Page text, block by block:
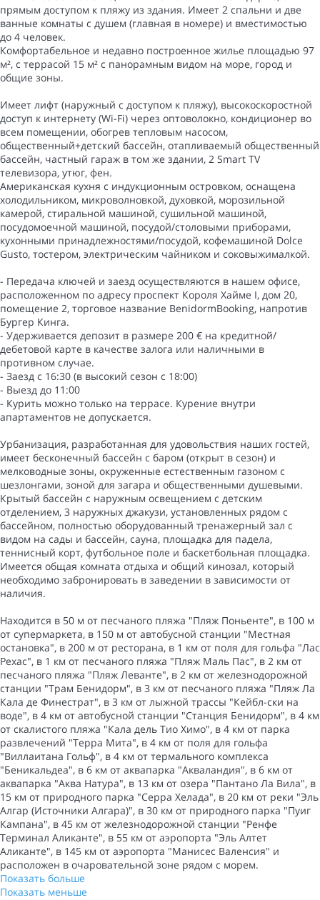
прямым доступом к пляжу из здания. Имеет 2 спальни и две
ванные комнаты с душем (главная в номере) и вместимостью
до 4 человек.
Комфортабельное и недавно построенное жилье площадью 97
м², с террасой 15 м² с панорамным видом на море, город и
общие зоны.
Имеет лифт (наружный с доступом к пляжу), высокоскоростной
доступ к интернету (Wi-Fi) через оптоволокно, кондиционер во
всем помещении, обогрев тепловым насосом,
общественный+детский бассейн, отапливаемый общественный
бассейн, частный гараж в том же здании, 2 Smart TV
телевизора, утюг, фен.
Американская кухня с индукционным островком, оснащена
холодильником, микроволновкой, духовкой, морозильной
камерой, стиральной машиной, сушильной машиной,
посудомоечной машиной, посудой/столовыми приборами,
кухонными принадлежностями/посудой, кофемашиной Dolce
Gusto, тостером, электрическим чайником и соковыжималкой.
- Передача ключей и заезд осуществляются в нашем офисе,
расположенном по адресу проспект Короля Хайме I, дом 20,
помещение 2, торговое название BenidormBooking, напротив
Бургер Кинга.
- Удерживается депозит в размере 200 € на кредитной/
дебетовой карте в качестве залога или наличными в
противном случае.
- Заезд с 16:30 (в высокий сезон с 18:00)
- Выезд до 11:00
- Курить можно только на террасе. Курение внутри
апартаментов не допускается.
Урбанизация, разработанная для удовольствия наших гостей,
имеет бесконечный бассейн с баром (открыт в сезон) и
мелководные зоны, окруженные естественным газоном с
шезлонгами, зоной для загара и общественными душевыми.
Крытый бассейн с наружным освещением с детским
отделением, 3 наружных джакузи, установленных рядом с
бассейном, полностью оборудованный тренажерный зал с
видом на сады и бассейн, сауна, площадка для падела,
теннисный корт, футбольное поле и баскетбольная площадка.
Имеется общая комната отдыха и общий кинозал, который
необходимо забронировать в заведении в зависимости от
наличия.
Находится в 50 м от песчаного пляжа "Пляж Поньенте", в 100 м
от супермаркета, в 150 м от автобусной станции "Местная
остановка", в 200 м от ресторана, в 1 км от поля для гольфа "Лас
Рехас", в 1 км от песчаного пляжа "Пляж Маль Пас", в 2 км от
песчаного пляжа "Пляж Леванте", в 2 км от железнодорожной
станции "Трам Бенидорм", в 3 км от песчаного пляжа "Пляж Ла
Кала де Финестрат", в 3 км от лыжной трассы "Кейбл-ски на
воде", в 4 км от автобусной станции "Станция Бенидорм", в 4 км
от скалистого пляжа "Кала дель Тио Химо", в 4 км от парка
развлечений "Терра Мита", в 4 км от поля для гольфа
"Виллаитана Гольф", в 4 км от термального комплекса
"Беникальдеа", в 6 км от аквапарка "Акваландия", в 6 км от
аквапарка "Аква Натура", в 13 км от озера "Пантано Ла Вила", в
15 км от природного парка "Серра Хелада", в 20 км от реки "Эль
Алгар (Источники Алгара)", в 30 км от природного парка "Пуиг
Кампана", в 45 км от железнодорожной станции "Ренфе
Терминал Аликанте", в 55 км от аэропорта "Эль Алтет
Аликанте", в 145 км от аэропорта "Манисес Валенсия" и
расположен в очаровательной зоне рядом с морем.
Показать больше
Показать меньше